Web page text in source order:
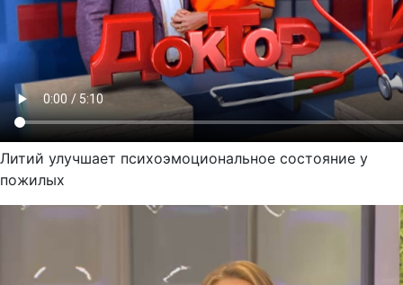
Литий улучшает психоэмоциональное состояние у
пожилых